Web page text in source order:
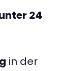
24
in der